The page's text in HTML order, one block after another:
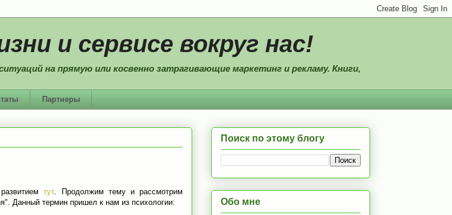
и сервисе вокруг нас!
на прямую или косвенно затрагивающие маркетинг и рекламу. Книги,
Партнеры
тут. Продолжим тему и рассмотрим
Данный термин пришел к нам из психологии:
Поиск по этому блогу
Обо мне